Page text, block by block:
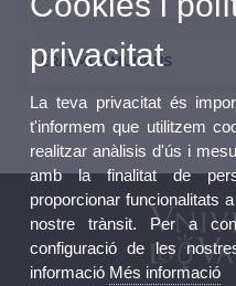
ERASMUS MUNDUS
privacitat
La teva privacitat és
t'informem que utilitzem
realitzar anàlisis d'ús i
amb la finalitat de
proporcionar funcionalitats
nostre trànsit. Per a
configuració de les
informació Més informació